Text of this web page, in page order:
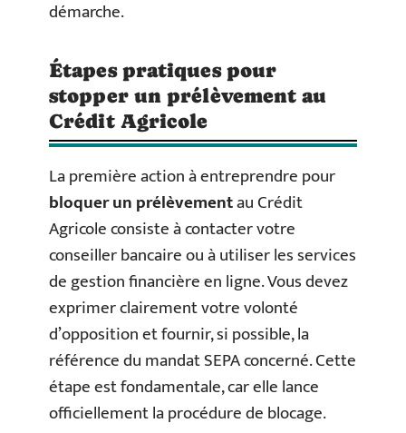
démarche.
Étapes pratiques pour
stopper un prélèvement au
Crédit Agricole
La première action à entreprendre pour
bloquer un prélèvementau Crédit
Agricole consiste à contacter votre
conseiller bancaire ou à utiliser les services
de gestion financière en ligne. Vous devez
exprimer clairement votre volonté
d’opposition et fournir, si possible, la
référence du mandat SEPA concerné. Cette
étape est fondamentale, car elle lance
officiellement la procédure de blocage.